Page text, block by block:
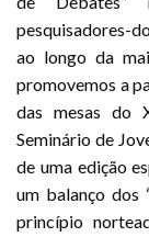
pesquisadores-
ao longo da
promovemos a
das mesas do
Seminário de
de uma edição
um balanço dos
princípio